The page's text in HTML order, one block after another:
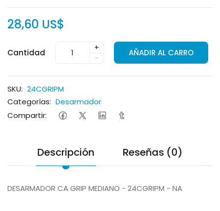
28,60 US$
Cantidad
+
-
AÑADIR AL CARRO
SKU: 24CGRIPM
Categorías: Desarmador
Compartir:
Descripción Reseñas (0)
DESARMADOR CA GRIP MEDIANO - 24CGRIPM - NA